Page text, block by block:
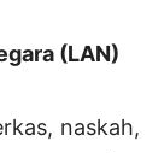
(LAN)
naskah,